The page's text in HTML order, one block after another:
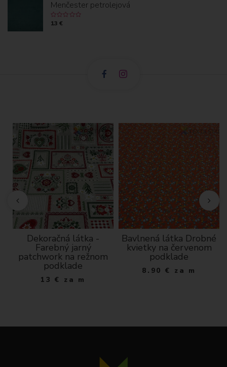
Menčester petrolejová
13 €
Dekoračná látka -
Farebný jarný
patchwork na režnom
podklade
13 € za m
Bavlnená látka Drobné
kvietky na červenom
podklade
8.90 € za m